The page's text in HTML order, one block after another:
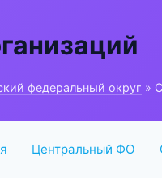
федеральный округ »
Центральный ФО